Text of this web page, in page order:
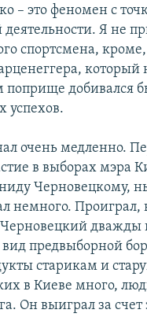
– это феномен с
деятельности. Я не
спортсмена,
который
поприще добивался
успехов.
очень медленно.
в выборах мэра
Черновецкому,
немного. Проиграл,
Черновецкий дважды
предвыборной
старикам и
в Киеве много,
Он выиграл за счет